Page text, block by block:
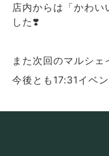
店内からは「かわい
した❣️
また次回のマルシェ
今後とも17:31イベ